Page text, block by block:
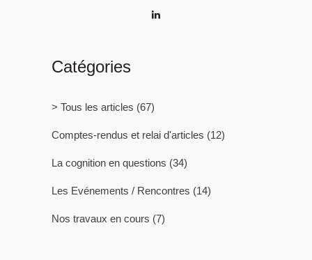
Catégories
> Tous les articles (67)
Comptes-rendus et relai d'articles (12)
La cognition en questions (34)
Les Evénements / Rencontres (14)
Nos travaux en cours (7)